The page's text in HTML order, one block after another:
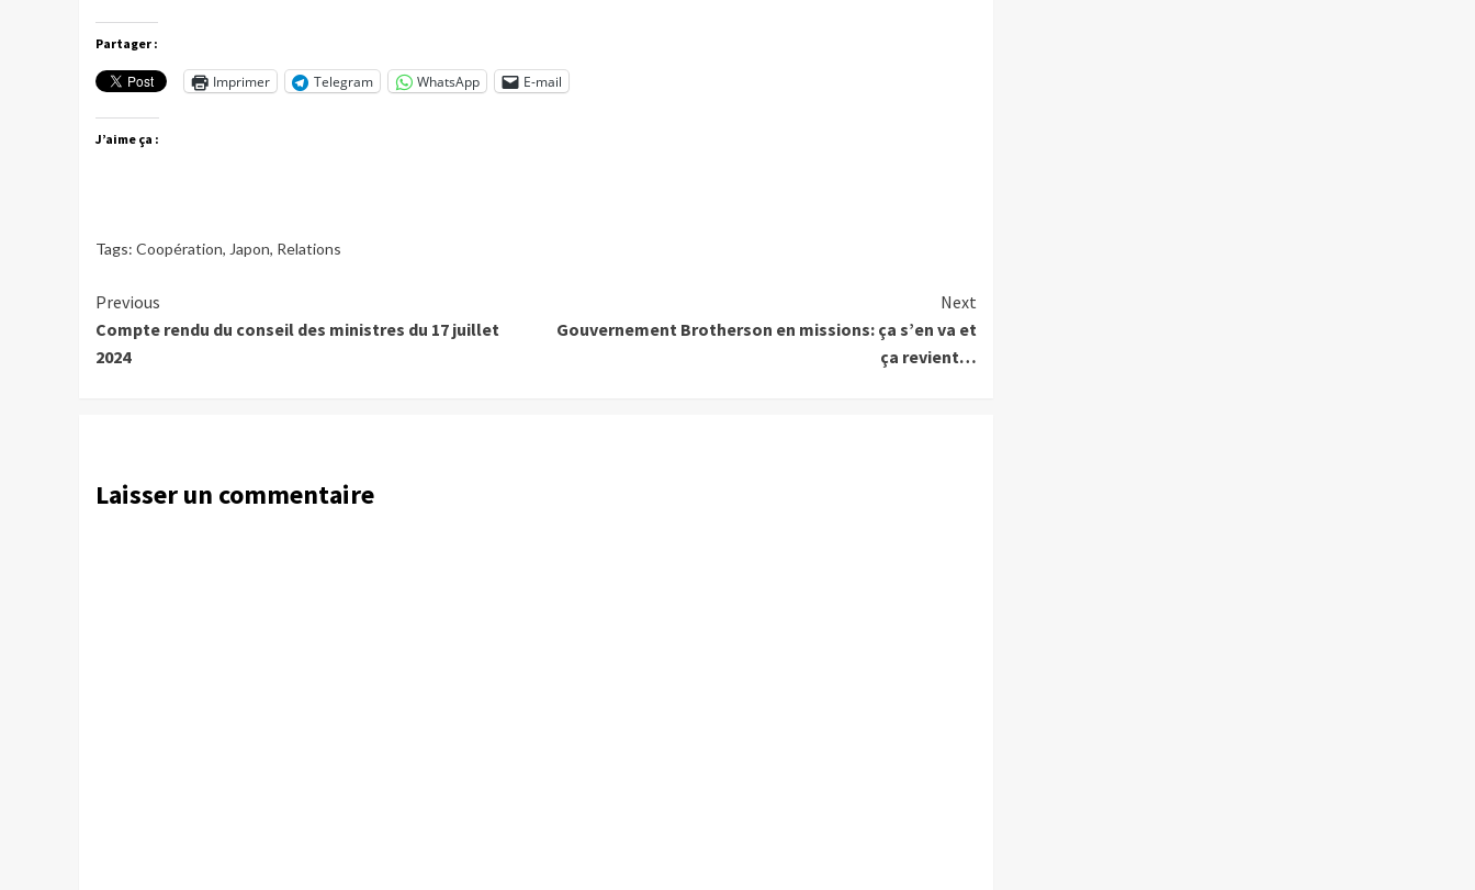
Partager :
Imprimer Telegram WhatsApp E-mail
J’aime ça :
Tags: Coopération, Japon, Relations
Continue
Reading
Previous
Compte rendu du conseil des ministres du 17 juillet
2024
Next
Gouvernement Brotherson en missions: ça s’en va et
ça revient…
Laisser un commentaire